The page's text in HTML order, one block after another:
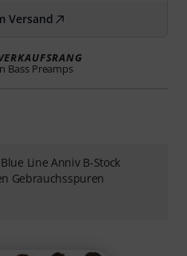
Versand
Bass Preamps
Line Anniv B-Stock
Gebrauchsspuren